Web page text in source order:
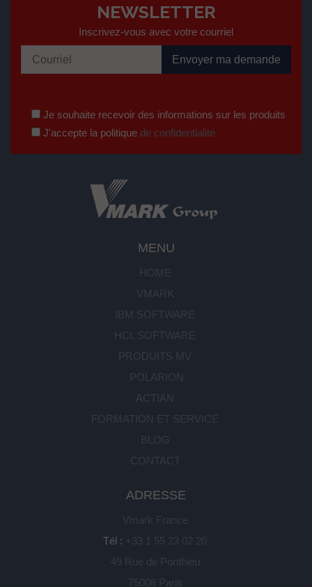
NEWSLETTER
Inscrivez-vous avec votre courriel
Je souhaite recevoir des informations sur les produits
J'accepte la politique de confidentialité
MENU
HOME
VMARK
IBM SOFTWARE
HCL SOFTWARE
PRODUITS MV
POLARION
ACTIAN
FORMATION ET SERVICE
BLOG
CONTACT
ADRESSE
Vmark France
Tél : +33 1 55 23 02 20
49 Rue de Ponthieu
75008 Paris